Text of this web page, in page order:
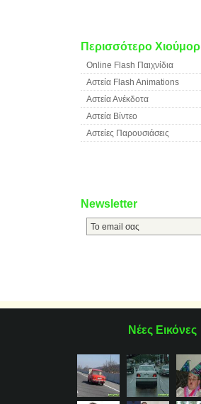
Περισσότερο Χιούμορ
Online Flash Παιχνίδια
Αστεία Flash Animations
Αστεία Ανέκδοτα
Αστεία Βίντεο
Αστείες Παρουσιάσεις
Newsletter
Νέες Εικόνες